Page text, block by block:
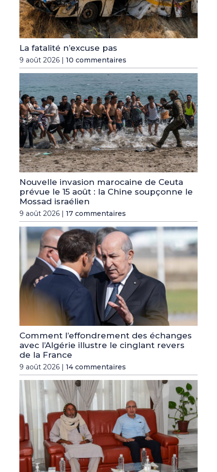
La fatalité n’excuse pas
9 août 2026 | 10 commentaires
Nouvelle invasion marocaine de Ceuta
prévue le 15 août : la Chine soupçonne le
Mossad israélien
9 août 2026 | 17 commentaires
Comment l’effondrement des échanges
avec l’Algérie illustre le cinglant revers
de la France
9 août 2026 | 14 commentaires